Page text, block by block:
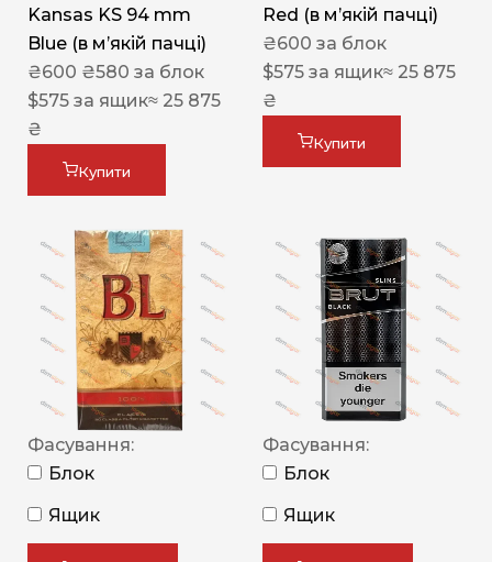
Kansas KS 94 mm
Blue (в мʼякій пачці)
₴600 ₴580 за блок
$575 за ящик≈ 25 875
₴
Купити
Red (в мʼякій пачці)
₴600 за блок
$575 за ящик≈ 25 875
₴
Купити
Фасування:
Блок
Ящик
Фасування:
Блок
Ящик